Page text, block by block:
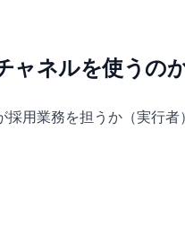
ャネルを使うの
用業務を担うか（実行